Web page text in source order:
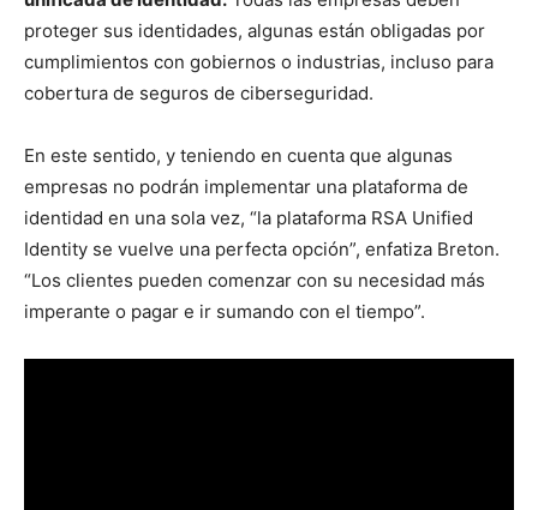
proteger sus identidades, algunas están obligadas por
cumplimientos con gobiernos o industrias, incluso para
cobertura de seguros de ciberseguridad.
En este sentido, y teniendo en cuenta que algunas
empresas no podrán implementar una plataforma de
identidad en una sola vez, “la plataforma RSA Unified
Identity se vuelve una perfecta opción”, enfatiza Breton.
“Los clientes pueden comenzar con su necesidad más
imperante o pagar e ir sumando con el tiempo”.